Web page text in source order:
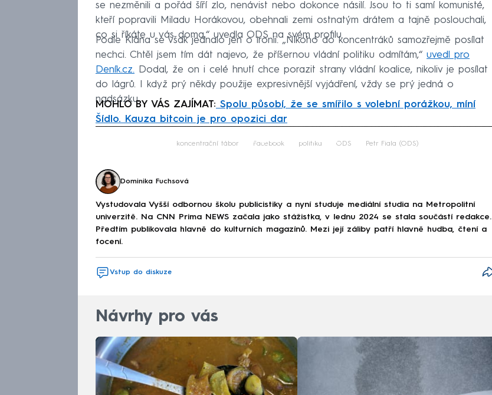
se nezměnili a pořád šíří zlo, nenávist nebo dokonce násilí. Jsou to ti samí komunisté,
kteří popravili Miladu Horákovou, obehnali zemi ostnatým drátem a tajně poslouchali,
co si říkáte u vás doma,“ uvedla ODS na svém profilu.
Podle Klána se však jednalo jen o ironii. „Nikoho do koncentráků samozřejmě posílat
nechci. Chtěl jsem tím dát najevo, že příšernou vládní politiku odmítám,“ uvedl pro
Deník.cz. Dodal, že on i celé hnutí chce porazit strany vládní koalice, nikoliv je posílat
do lágrů. I když prý někdy použije expresivnější vyjádření, vždy se prý jedná o
nadsázku.
MOHLO BY VÁS ZAJÍMAT: Spolu působí, že se smířilo s volební porážkou, míní
Šídlo. Kauza bitcoin je pro opozici dar
Failed to fetch
koncentrační tábor Facebook politika ODS Petr Fiala (ODS)
Dominika Fuchsová
Vystudovala Vyšší odbornou školu publicistiky a nyní studuje mediální studia na Metropolitní
univerzitě. Na CNN Prima NEWS začala jako stážistka, v lednu 2024 se stala součástí redakce.
Předtím publikovala hlavně do kulturních magazínů. Mezi její záliby patří hlavně hudba, čtení a
focení.
Vstup do diskuze
Návrhy pro vás